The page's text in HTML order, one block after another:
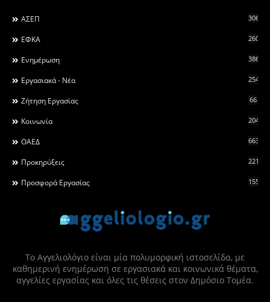
ΑΣΕΠ 306
ΕΦΚΑ 260
Ενημέρωση 3868
Εργασιακά - Νέα 2546
Ζήτηση Εργασίας 66
Κοινωνία 2044
ΟΑΕΔ 663
Προκηρύξεις 2215
Προσφορά Εργασίας 155
Το Αγγελιολόγιο είναι μία πολυμορφική ιστοσελίδα, με
καθημερινή ενημέρωση σε εργασιακά και κοινωνικά θέματα,
αγγελίες εργασίας και όλες τις θέσεις στον Δημόσιο Τομέα.